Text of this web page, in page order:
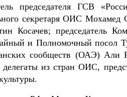
председателя ГСВ
секретаря ОИС Мохамед
Косачев; председатель
и Полномочный посол
сообществ (ОАЭ)
из стран ОИС,